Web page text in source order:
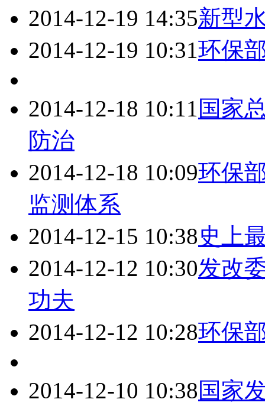
2014-12-19 14:35新型
2014-12-19 10:31环保
2014-12-18 10:11 国家
防治
2014-12-18 10:09环保
监测体系
2014-12-15 10:38史上
2014-12-12 10:30发改
功夫
2014-12-12 10:28环保
2014-12-10 10:38国家